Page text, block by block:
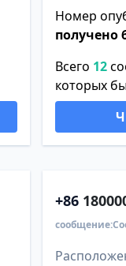
Номер
получено
Всего 12
которых
+86